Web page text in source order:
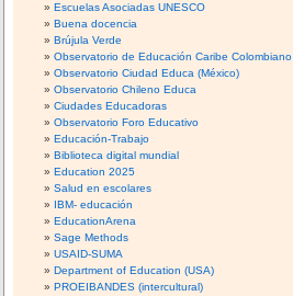
Escuelas Asociadas UNESCO
Buena docencia
Brújula Verde
Observatorio de Educación Caribe Colombiano
Observatorio Ciudad Educa (México)
Observatorio Chileno Educa
Ciudades Educadoras
Observatorio Foro Educativo
Educación-Trabajo
Biblioteca digital mundial
Education 2025
Salud en escolares
IBM- educación
EducationArena
Sage Methods
USAID-SUMA
Department of Education (USA)
PROEIBANDES (intercultural)